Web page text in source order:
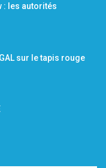
: les autorités
sur le tapis rouge